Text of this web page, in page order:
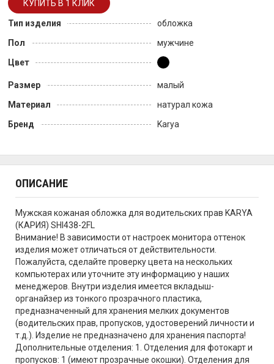
Тип изделия
обложка
Пол
мужчине
Цвет
Размер
малый
Материал
натурал кожа
Бренд
Karya
ОПИСАНИЕ
Мужская кожаная обложка для водительских прав KARYA
(КАРИЯ) SHI438-2FL
Внимание! В зависимости от настроек монитора оттенок
изделия может отличаться от действительности.
Пожалуйста, сделайте проверку цвета на нескольких
компьютерах или уточните эту информацию у наших
менеджеров. Внутри изделия имеется вкладыш-
органайзер из тонкого прозрачного пластика,
предназначенный для хранения мелких документов
(водительских прав, пропусков, удостоверений личности и
т.д.). Изделие не предназначено для хранения паспорта!
Дополнительные отделения: 1. Отделения для фотокарт и
пропусков: 1 (имеют прозрачные окошки). Отделения для